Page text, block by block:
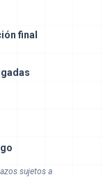
final
sujetos a